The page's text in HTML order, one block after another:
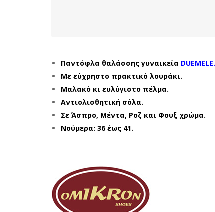
Παντόφλα θαλάσσης γυναικεία DUEMELE.
Με εύχρηστο πρακτικό λουράκι.
Μαλακό κι ευλύγιστο πέλμα.
Αντιολισθητική σόλα.
Σε Άσπρο, Μέντα, Ροζ και Φουξ χρώμα.
Νούμερα: 36 έως 41.